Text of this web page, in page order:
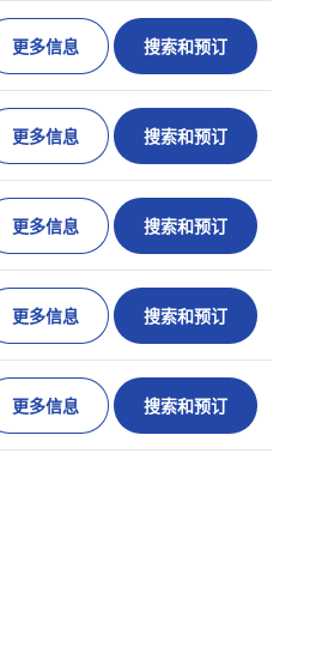
更多信息 搜索和预订
更多信息 搜索和预订
更多信息 搜索和预订
更多信息 搜索和预订
更多信息 搜索和预订